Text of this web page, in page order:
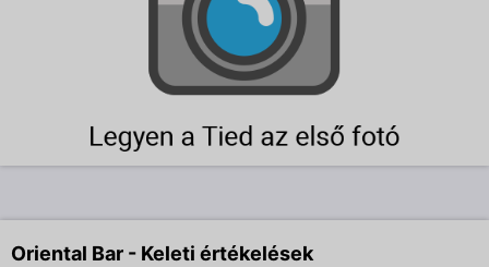
Oriental Bar - Keleti értékelések